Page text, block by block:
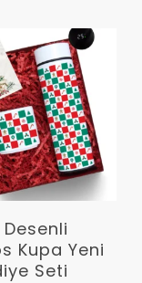
Oku
Desenli
Kupa Yeni
Seti